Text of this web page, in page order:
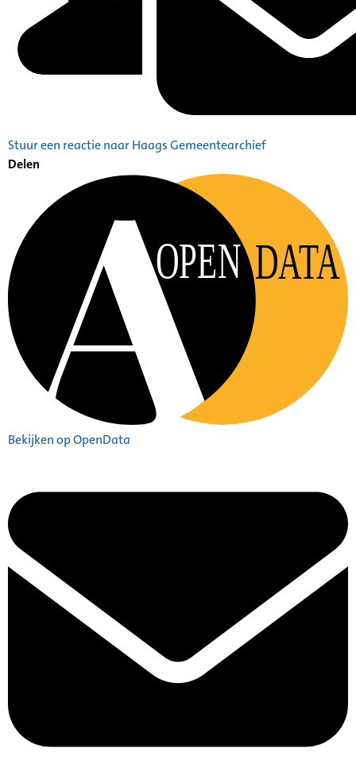
Stuur een reactie naar Haags Gemeentearchief
Delen
OPEN DATA
Bekijken op OpenData